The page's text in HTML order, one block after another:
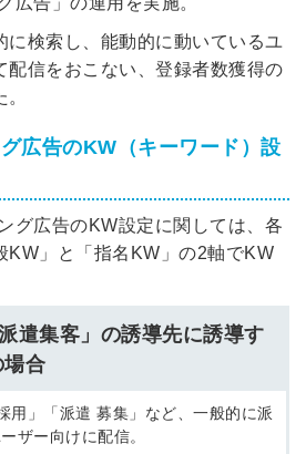
に検索し、能動的に動いているユ
配信をおこない、登録者数獲得の
広告のKW（キーワード）設
グ広告のKW設定に関しては、各
KW」と「指名KW」の2軸でKW
遣集客」の誘導先に誘導す
場合
用」「派遣 募集」など、一般的に派
ザー向けに配信。